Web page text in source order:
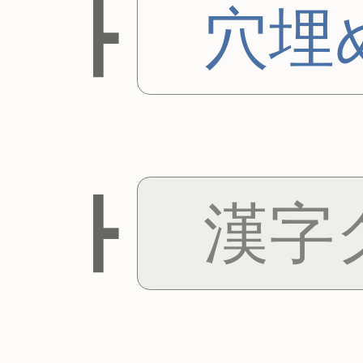
穴埋
漢字